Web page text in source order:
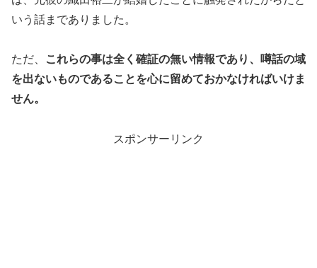
いう話までありました。
ただ、
これらの事は全く確証の無い情報であり、噂話の域
を出ないものであることを心に留めておかなければいけま
せん。
スポンサーリンク